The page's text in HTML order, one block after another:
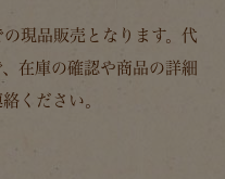
現品販売となります。代
在庫の確認や商品の詳細
ください。